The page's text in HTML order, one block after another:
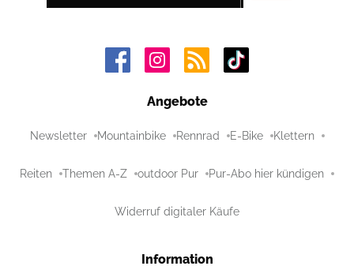
Angebote
Newsletter Mountainbike Rennrad E-Bike Klettern
Reiten Themen A-Z outdoor Pur Pur-Abo hier kündigen
Widerruf digitaler Käufe
Information